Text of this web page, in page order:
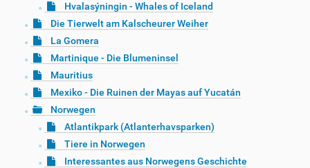
Hvalasýningin - Whales of Iceland
Die Tierwelt am Kalscheurer Weiher
La Gomera
Martinique - Die Blumeninsel
Mauritius
Mexiko - Die Ruinen der Mayas auf Yucatán
Norwegen
Atlantikpark (Atlanterhavsparken)
Tiere in Norwegen
Interessantes aus Norwegens Geschichte